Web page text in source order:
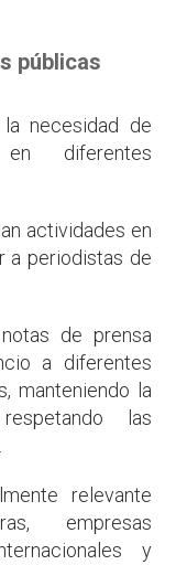
públicas
necesidad de
en diferentes
actividades en
a periodistas de
de prensa
a diferentes
manteniendo la
las
relevante
empresas
y